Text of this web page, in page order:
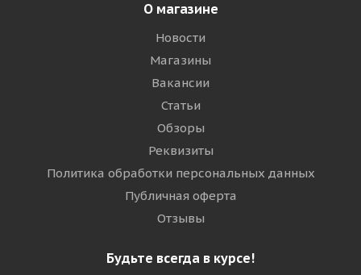
О магазине
Новости
Магазины
Вакансии
Статьи
Обзоры
Реквизиты
Политика обработки персональных данных
Публичная оферта
Отзывы
Будьте всегда в курсе!